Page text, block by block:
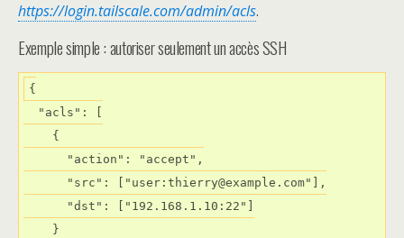
https://login.tailscale.com/admin/acls.
Exemple simple : autoriser seulement un accès SSH
{
  "acls": [
    {
      "action": "accept",
      "src": ["user:thierry@example.com"],
      "dst": ["192.168.1.10:22"]
    }